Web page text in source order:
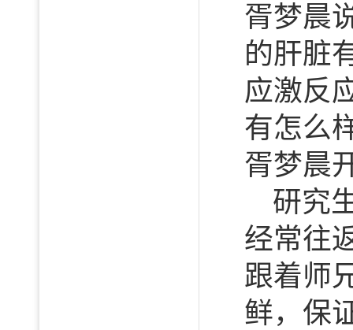
胥梦晨
的肝脏
应激反
有怎么
胥梦晨
研究
经常往
跟着师
鲜，保